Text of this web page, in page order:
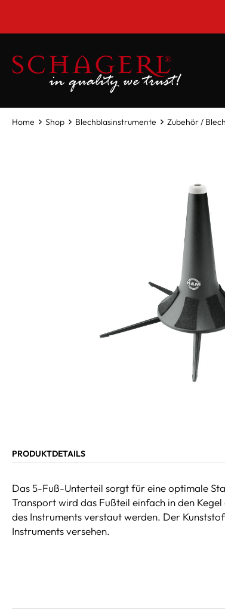
Home Shop Blechblasinstrumente Zubehör /
PRODUKTDETAILS
Das 5-Fuß-Unterteil sorgt für eine optimale
Transport wird das Fußteil einfach in den
des Instruments verstaut werden. Der
Instruments versehen.